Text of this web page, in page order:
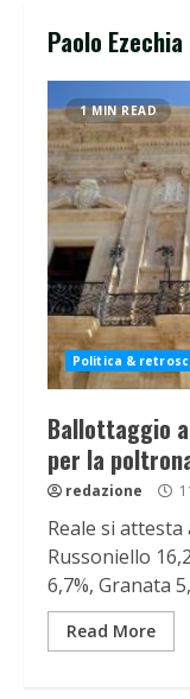
Paolo
1 MIN READ
Politica &
Ballottaggio
per la
redazione
Reale si attesta
Russoniello
6,7%, Granata
Read More